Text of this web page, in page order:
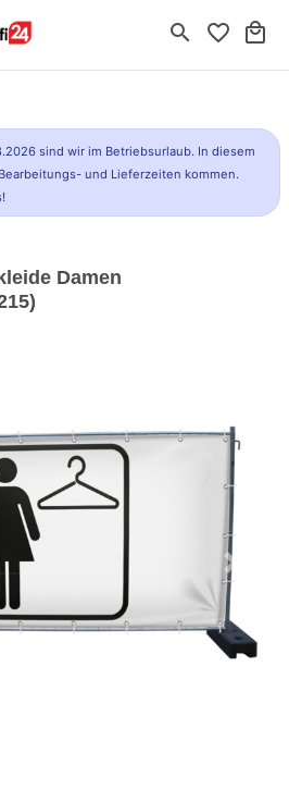
search favorite_border local_mall
sind wir im Betriebsurlaub. In diesem
und Lieferzeiten kommen.
Damen
Next